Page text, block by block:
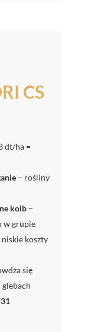
CS
dt/ha =
– rośliny
kolb–
w grupie
koszty
się
glebach